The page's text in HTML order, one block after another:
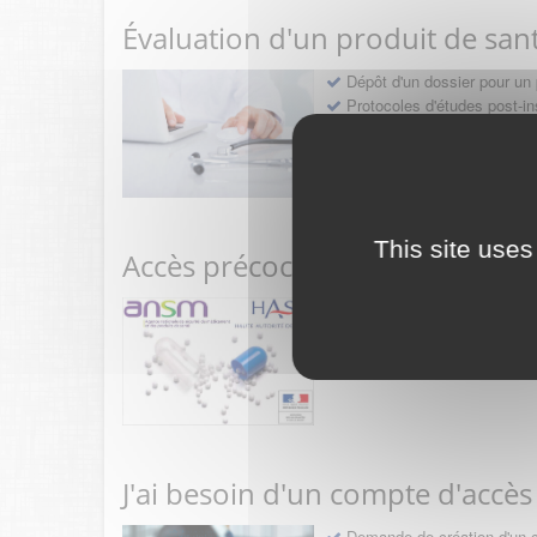
This site
Évaluation d'un produit de
Dépôt d'un dossier pour
Protocoles d'études post-
Accès précoce médicaments
Sollicitation RDV pré-
Déposer une demande
J'ai besoin d'un compte d'accès